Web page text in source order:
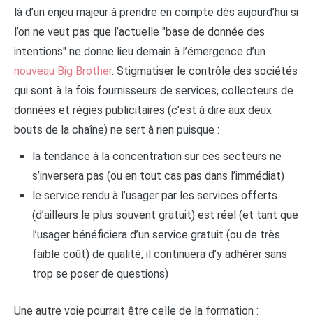
là d’un enjeu majeur à prendre en compte dès aujourd’hui si
l’on ne veut pas que l’actuelle "base de donnée des
intentions" ne donne lieu demain à l’émergence d’un
nouveau Big Brother. Stigmatiser le contrôle des sociétés
qui sont à la fois fournisseurs de services, collecteurs de
données et régies publicitaires (c’est à dire aux deux
bouts de la chaîne) ne sert à rien puisque :
la tendance à la concentration sur ces secteurs ne
s’inversera pas (ou en tout cas pas dans l’immédiat)
le service rendu à l’usager par les services offerts
(d’ailleurs le plus souvent gratuit) est réel (et tant que
l’usager bénéficiera d’un service gratuit (ou de très
faible coût) de qualité, il continuera d’y adhérer sans
trop se poser de questions)
Une autre voie pourrait être celle de la formation :